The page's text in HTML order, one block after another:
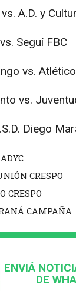
A.D. y
Seguí FBC
vs.
vs.
Diego
ADYC
CRESPO
CRESPO
CAMPAÑA
ENVIÁ
DE